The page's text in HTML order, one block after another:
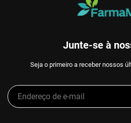
Junte-se à
Seja o primeiro a receber nossos